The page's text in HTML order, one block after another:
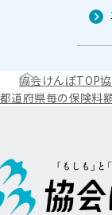
協会けんぽTOP
都道府県毎の保険料